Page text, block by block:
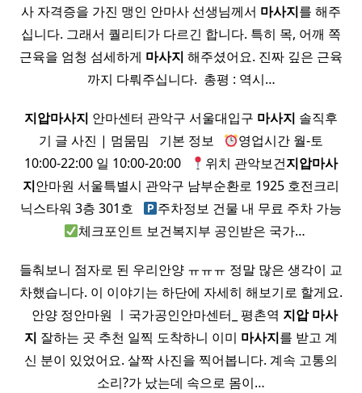
사 자격증을 가진 맹인 안마사 선생님께서 마사지를 해주
십니다. 그래서 퀄리티가 다르긴 합니다. 특히 목, 어깨 쪽
근육을 엄청 섬세하게 마사지 해주셨어요. 진짜 깊은 근육
까지 다뤄주십니다. ​ 총평 : 역시…
지압마사지 안마센터 관악구 서울대입구 마사지 솔직후
기 글 사진 | 멈뭄밈 ​ ​ 기본 정보 ​ ​
영업시간 월-토
10:00-22:00 일 10:00-20:00 ​ ​
위치 관악보건지압마사
지안마원 서울특별시 관악구 남부순환로 1925 호전크리
닉스타워 3층 301호 ​ ​
주차정보 건물 내 무료 주차 가능
체크포인트 보건복지부 공인받은 국가…
들춰보니 점자로 된 우리안양 ㅠㅠㅠ 정말 많은 생각이 교
차했습니다. 이 이야기는 하단에 자세히 해보기로 할게요.
​ ​ 안양 정안마원 ㅣ국가공인안마센터_ 평촌역 지압 마사
지 잘하는 곳 추천 일찍 도착하니 이미 마사지를 받고 계
신 분이 있었어요. 살짝 사진을 찍어봅니다. 계속 고통의
소리?가 났는데 속으로 몸이…